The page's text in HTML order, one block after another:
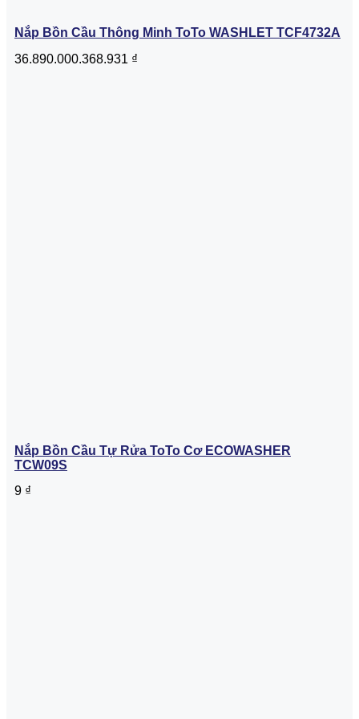
Nắp Bồn Cầu Thông Minh ToTo WASHLET TCF4732A
36.890.000.368.931 ₫
Nắp Bồn Cầu Tự Rửa ToTo Cơ ECOWASHER
TCW09S
9 ₫